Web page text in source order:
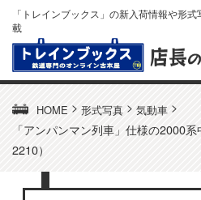
「トレインブックス」の新入荷情報や形
載
HOME > 形式写真 > 気動車 >
「アンパンマン列車」仕様の2000
2210）